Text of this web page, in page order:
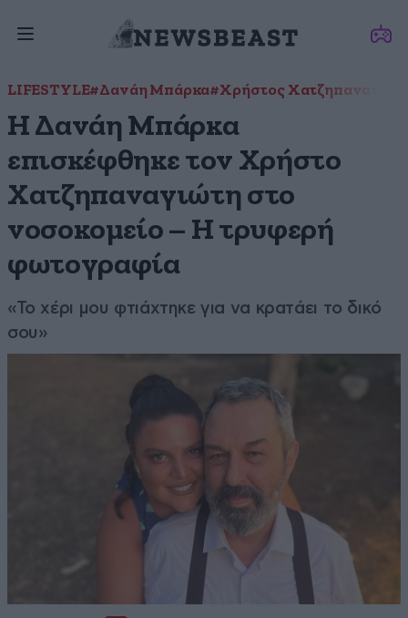
LIFESTYLE#Δανάη Μπάρκα#Χρήστος
Η Δανάη Μπάρκα
επισκέφθηκε τον Χρήστο
Χατζηπαναγιώτη στο
νοσοκομείο – Η τρυφερή
φωτογραφία
«Το χέρι μου φτιάχτηκε για να κρατάει το δικό
σου»